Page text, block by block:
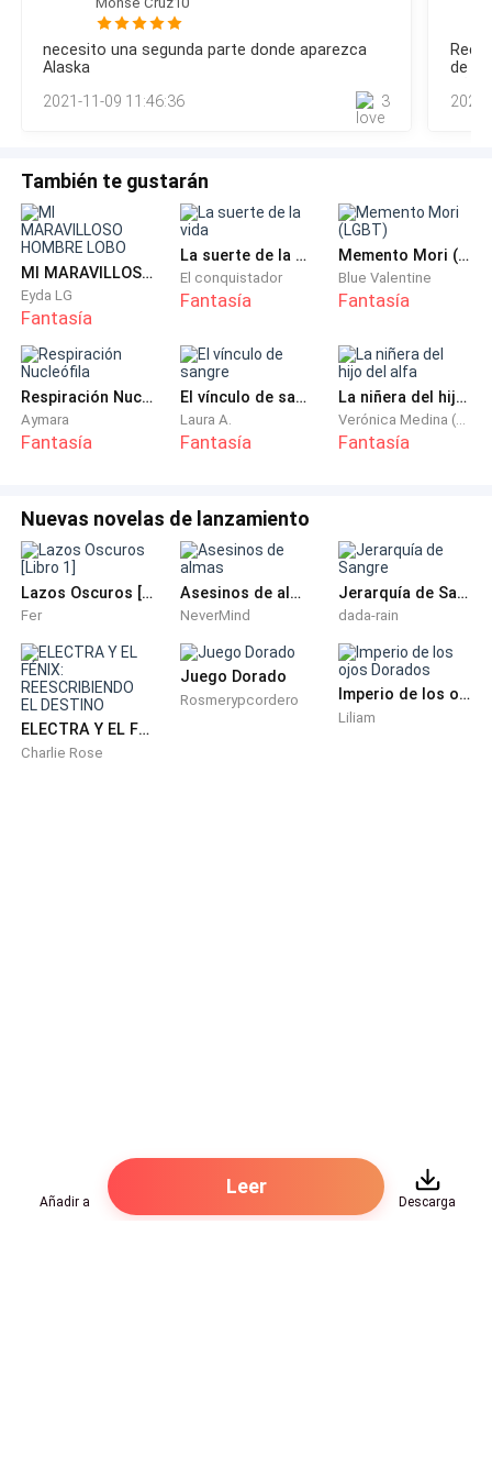
pareja y ella habían adoptado dos niños huérfanos. Dominik
se lo termino de afirmar después de la pelea que habían
tenido. Lo único que hace desde ese día es pensar en esos
niños. Algo cambio desde que se enter
necesito una segunda parte donde aparezca
Alaska
2021-11-09 11:46:36
3
de
También te gustarán
MI MARAVILLOSO HOMBRE LOBO
Eyda LG
Fantasía
La suerte de la vida
El conquistador
Fantasía
Memento Mori (LGBT)
Blue Valentine
Fantasía
Respiración Nucleófila
Aymara
Fantasía
El vínculo de sangre
Laura A.
Fantasía
La niñera del hijo del alfa
Fantasía
Nuevas novelas de lanzamiento
Lazos Oscuros [Libro 1]
Fer
Asesinos de almas
NeverMind
Jerarquía de Sangre
dada-rain
ELECTRA Y EL FÉNIX: REESCRIBIENDO EL DESTINO
Charlie Rose
Juego Dorado
Rosmerypcordero Imperio de los ojos Dorados
Liliam
Añadir a
Leer
Descarga